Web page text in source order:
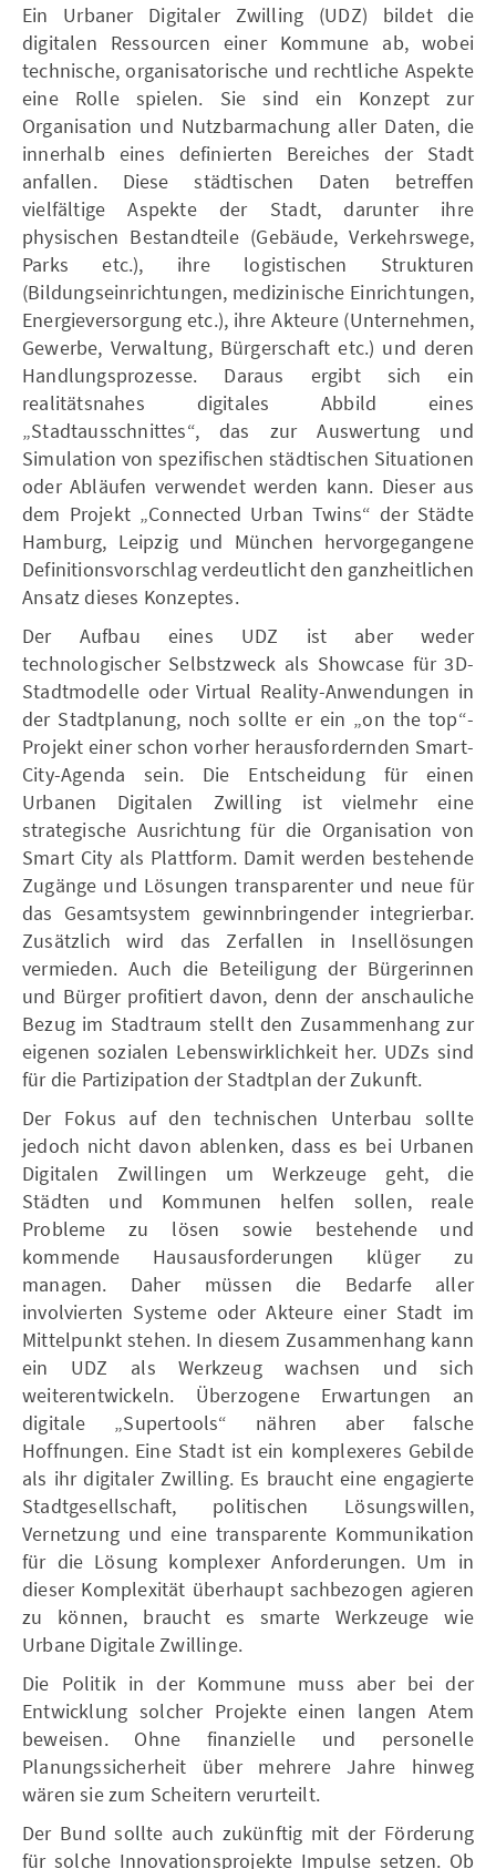
Ein Urbaner Digitaler Zwilling (UDZ) bildet die
digitalen Ressourcen einer Kommune ab, wobei
technische, organisatorische und rechtliche Aspekte
eine Rolle spielen. Sie sind ein Konzept zur
Organisation und Nutzbarmachung aller Daten, die
innerhalb eines definierten Bereiches der Stadt
anfallen. Diese städtischen Daten betreffen
vielfältige Aspekte der Stadt, darunter ihre
physischen Bestandteile (Gebäude, Verkehrswege,
Parks etc.), ihre logistischen Strukturen
(Bildungseinrichtungen, medizinische Einrichtungen,
Energieversorgung etc.), ihre Akteure (Unternehmen,
Gewerbe, Verwaltung, Bürgerschaft etc.) und deren
Handlungsprozesse. Daraus ergibt sich ein
realitätsnahes digitales Abbild eines
„Stadtausschnittes“, das zur Auswertung und
Simulation von spezifischen städtischen Situationen
oder Abläufen verwendet werden kann. Dieser aus
dem Projekt „Connected Urban Twins“ der Städte
Hamburg, Leipzig und München hervorgegangene
Definitionsvorschlag verdeutlicht den ganzheitlichen
Ansatz dieses Konzeptes.
Der Aufbau eines UDZ ist aber weder
technologischer Selbstzweck als Showcase für 3D-
Stadtmodelle oder Virtual Reality-Anwendungen in
der Stadtplanung, noch sollte er ein „on the top“-
Projekt einer schon vorher herausfordernden Smart-
City-Agenda sein. Die Entscheidung für einen
Urbanen Digitalen Zwilling ist vielmehr eine
strategische Ausrichtung für die Organisation von
Smart City als Plattform. Damit werden bestehende
Zugänge und Lösungen transparenter und neue für
das Gesamtsystem gewinnbringender integrierbar.
Zusätzlich wird das Zerfallen in Insellösungen
vermieden. Auch die Beteiligung der Bürgerinnen
und Bürger profitiert davon, denn der anschauliche
Bezug im Stadtraum stellt den Zusammenhang zur
eigenen sozialen Lebenswirklichkeit her. UDZs sind
für die Partizipation der Stadtplan der Zukunft.
Der Fokus auf den technischen Unterbau sollte
jedoch nicht davon ablenken, dass es bei Urbanen
Digitalen Zwillingen um Werkzeuge geht, die
Städten und Kommunen helfen sollen, reale
Probleme zu lösen sowie bestehende und
kommende Hausausforderungen klüger zu
managen. Daher müssen die Bedarfe aller
involvierten Systeme oder Akteure einer Stadt im
Mittelpunkt stehen. In diesem Zusammenhang kann
ein UDZ als Werkzeug wachsen und sich
weiterentwickeln. Überzogene Erwartungen an
digitale „Supertools“ nähren aber falsche
Hoffnungen. Eine Stadt ist ein komplexeres Gebilde
als ihr digitaler Zwilling. Es braucht eine engagierte
Stadtgesellschaft, politischen Lösungswillen,
Vernetzung und eine transparente Kommunikation
für die Lösung komplexer Anforderungen. Um in
dieser Komplexität überhaupt sachbezogen agieren
zu können, braucht es smarte Werkzeuge wie
Urbane Digitale Zwillinge.
Die Politik in der Kommune muss aber bei der
Entwicklung solcher Projekte einen langen Atem
beweisen. Ohne finanzielle und personelle
Planungssicherheit über mehrere Jahre hinweg
wären sie zum Scheitern verurteilt.
Der Bund sollte auch zukünftig mit der Förderung
für solche Innovationsprojekte Impulse setzen. Ob